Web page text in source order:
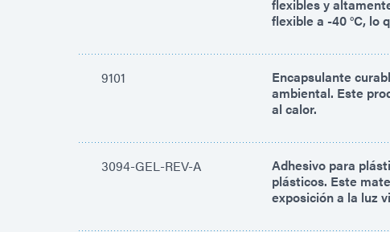
flexibles y
flexible a -40 °C, lo
9101
Encapsulante
ambiental. Este
al calor.
3094-GEL-REV-A
Adhesivo para
plásticos. Este
exposición a la luz